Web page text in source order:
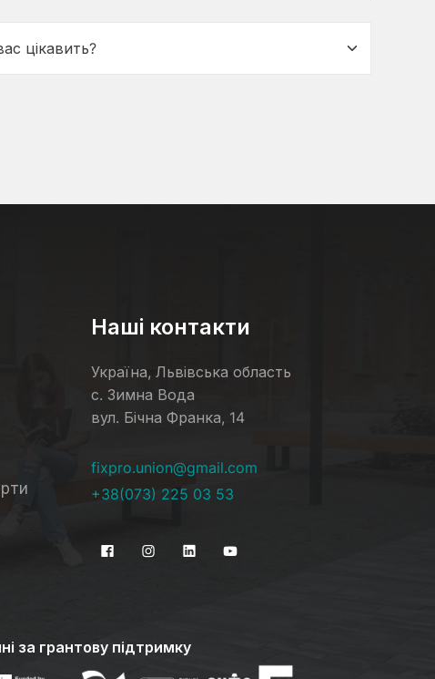
Наші контакти
Україна, Львівська область
с. Зимна Вода
вул. Бічна Франка, 14
fixpro.union@gmail.com
+38(073) 225 03 53
за грантову підтримку